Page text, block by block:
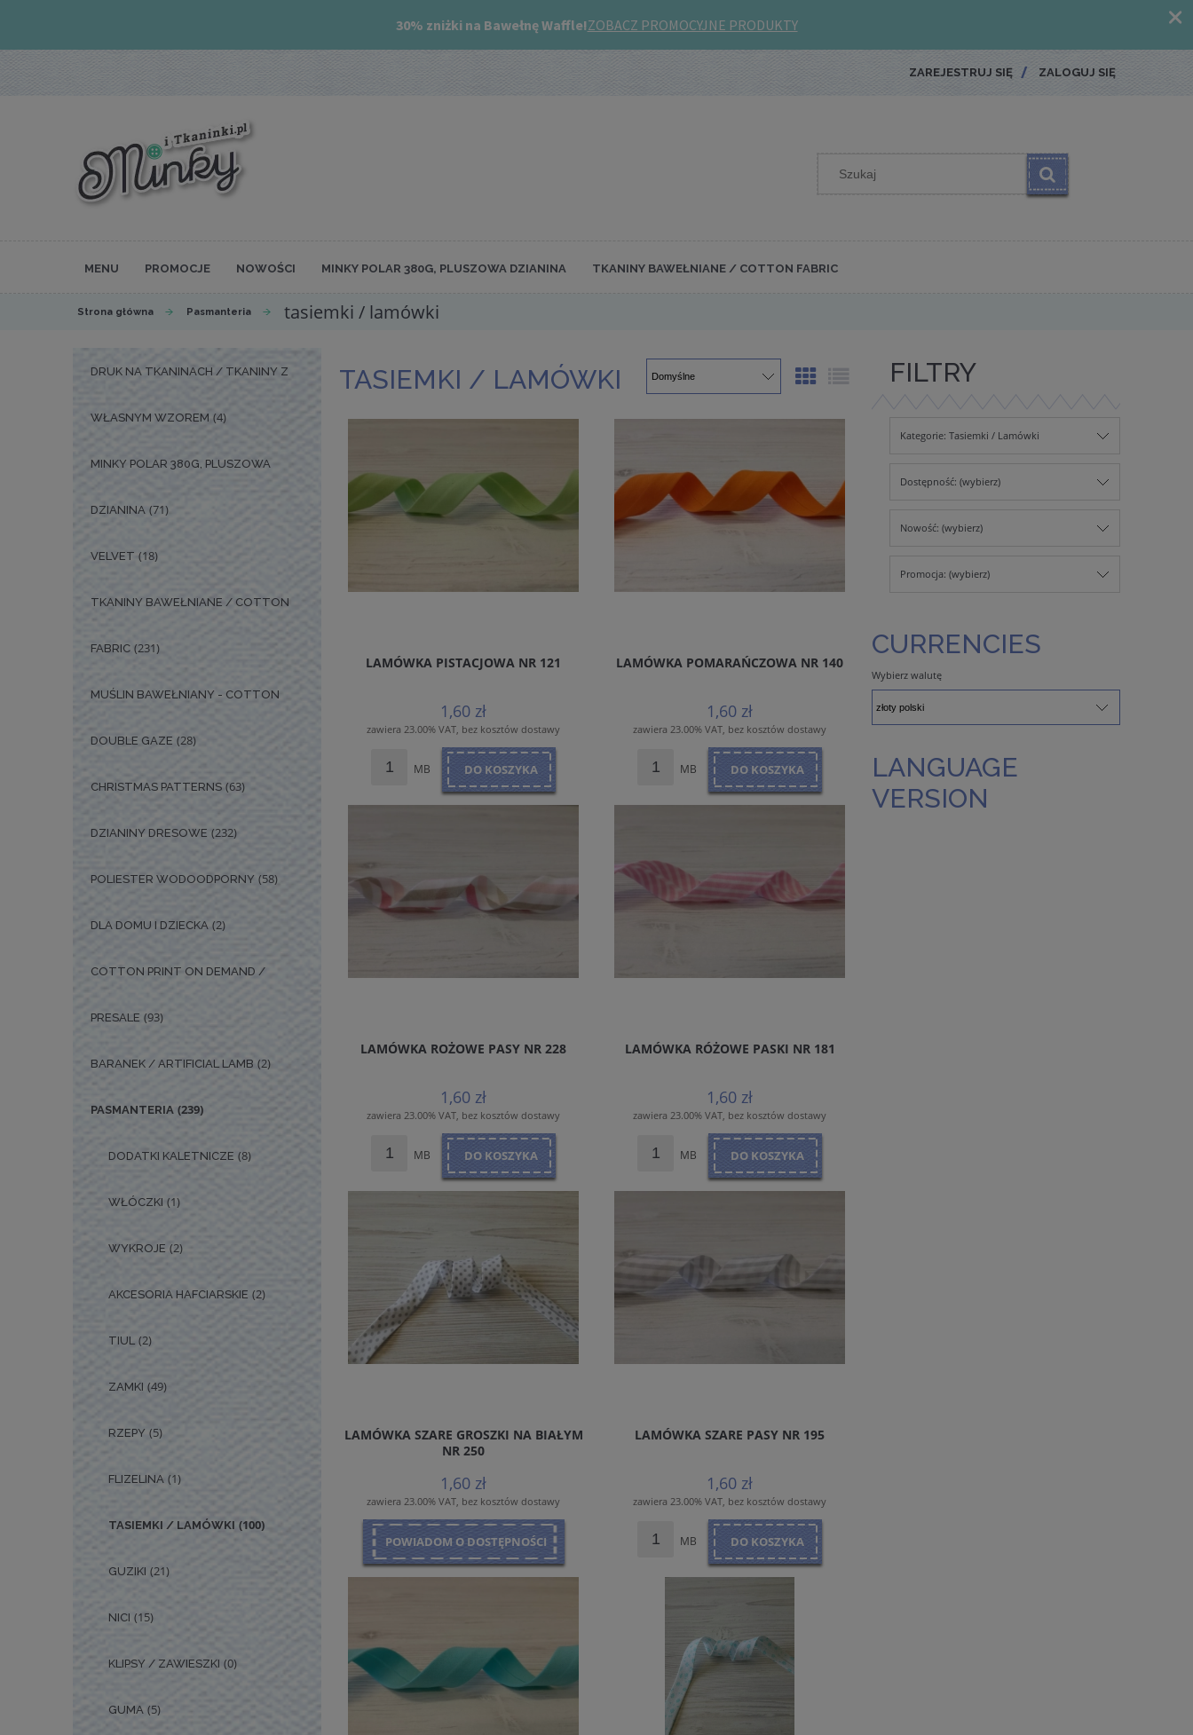
ZAREJESTRUJ SIĘ ZALOGUJ SIĘ
MENU PROMOCJE NOWOŚCI MINKY POLAR 380G, PLUSZOWA DZIANINA TKANINY BAWEŁNIANE / COTTON FABRIC
Strona główna Pasmanteria tasiemki / lamówki
DRUK NA TKANINACH / TKANINY Z
WŁASNYM WZOREM (4)
MINKY POLAR 380G, PLUSZOWA
DZIANINA (71)
VELVET (18)
TKANINY BAWEŁNIANE / COTTON
FABRIC (231)
MUŚLIN BAWEŁNIANY - COTTON
DOUBLE GAZE (28)
CHRISTMAS PATTERNS (63)
DZIANINY DRESOWE (232)
POLIESTER WODOODPORNY (58)
DLA DOMU I DZIECKA (2)
COTTON PRINT ON DEMAND /
PRESALE (93)
BARANEK / ARTIFICIAL LAMB (2)
PASMANTERIA (239)
DODATKI KALETNICZE (8)
WŁÓCZKI (1)
WYKROJE (2)
AKCESORIA HAFCIARSKIE (2)
TIUL (2)
ZAMKI (49)
RZEPY (5)
FLIZELINA (1)
TASIEMKI / LAMÓWKI (100)
GUZIKI (21)
NICI (15)
KLIPSY / ZAWIESZKI (0)
GUMA (5)
TASIEMKI / LAMÓWKI
LAMÓWKA PISTACJOWA NR 121
1,60 zł
zawiera 23.00% VAT, bez kosztów dostawy
MB DO KOSZYKA
LAMÓWKA POMARAŃCZOWA NR 140
1,60 zł
zawiera 23.00% VAT, bez kosztów dostawy
MB DO KOSZYKA
LAMÓWKA ROŻOWE PASY NR 228
1,60 zł
zawiera 23.00% VAT, bez kosztów dostawy
MB DO KOSZYKA
LAMÓWKA RÓŻOWE PASKI NR 181
1,60 zł
zawiera 23.00% VAT, bez kosztów dostawy
MB DO KOSZYKA
LAMÓWKA SZARE GROSZKI NA BIAŁYM
NR 250
1,60 zł
zawiera 23.00% VAT, bez kosztów dostawy
POWIADOM O DOSTĘPNOŚCI
LAMÓWKA SZARE PASY NR 195
1,60 zł
zawiera 23.00% VAT, bez kosztów dostawy
MB DO KOSZYKA
FILTRY
Kategorie: Tasiemki / Lamówki
Dostępność: (wybierz)
Nowość: (wybierz)
Promocja: (wybierz)
CURRENCIES
Wybierz walutę
LANGUAGE
VERSION